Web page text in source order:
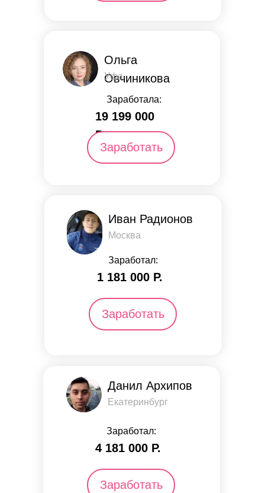
Ольга
Овчиникова
Уфа
Заработала:
19 199 000
Р.
Заработать
Иван Радионов
Москва
Заработал:
1 181 000 Р.
Заработать
Данил Архипов
Екатеринбург
Заработал:
4 181 000 Р.
Заработать